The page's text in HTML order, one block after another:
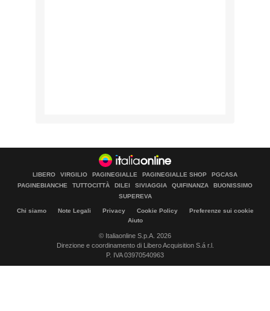
LIBERO VIRGILIO PAGINEGIALLE PAGINEGIALLE SHOP
PGCASA
PAGINEBIANCHE
TUTTOCITTÀ DILEI SIVIAGGIA QUIFINANZA
BUONISSIMO
SUPEREVA
Chi siamo Note Legali Privacy Cookie Policy
Preferenze sui cookie
Aiuto
© Italiaonline S.p.A. 2026
Direzione e coordinamento di Libero Acquisition S.á r.l.
P. IVA 03970540963